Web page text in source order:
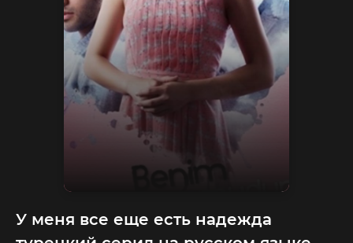
У меня все еще есть надежда